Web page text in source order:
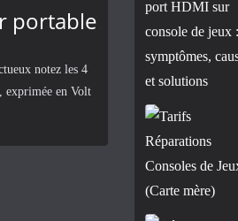
portable
notez les 4
exprimée en Volt